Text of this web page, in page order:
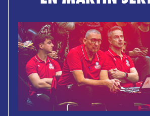
BASKETBALL CONVENANT
ENTERTAINMENT
ERELIJST
HEROES GAME
TICKETS
WEBSHOP